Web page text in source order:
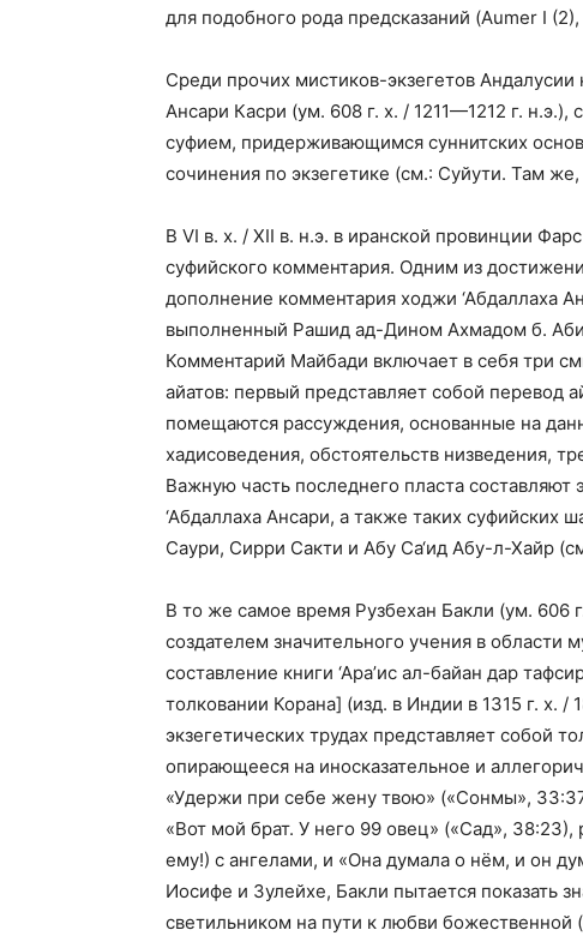
для подобного рода предсказаний (Aumer I
Среди прочих мистиков-экзегетов
Ансари Касри (ум. 608 г. х. / 1211—1212 г.
суфием, придерживающимся суннитских
сочинения по экзегетике (см.: Суйути. Там
В VI в. х. / XII в. н.э. в иранской провинции
суфийского комментария. Одним из
дополнение комментария ходжи ‘Абдаллаха
выполненный Рашид ад-Дином Ахмадом б. Аби
Комментарий Майбади включает в себя три
айатов: первый представляет собой перевод
помещаются рассуждения, основанные на
хадисоведения, обстоятельств низведения,
Важную часть последнего пласта составляют
‘Абдаллаха Ансари, а также таких
Саури, Сирри Сакти и Абу Са‘ид Абу-л-Хайр
В то же самое время Рузбехан Бакли (ум. 606
создателем значительного учения в области
составление книги ‘Ара’ис ал-байан дар
толковании Корана] (изд. в Индии в 1315 г. х. /
экзегетических трудах представляет собой
опирающееся на иносказательное и
«Удержи при себе жену твою» («Сонмы»,
«Вот мой брат. У него 99 овец» («Сад»,
ему!) с ангелами, и «Она думала о нём, и он
Иосифе и Зулейхе, Бакли пытается показать
светильником на пути к любви божественной